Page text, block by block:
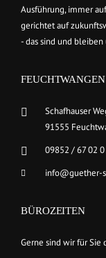
Ausführung, immer
gerichtet auf
- das sind und bleiben
FEUCHTWANGEN
Schafhauser
91555
09852 / 67 02 0
info@guether-
BÜROZEITEN
Gerne sind wir für Sie